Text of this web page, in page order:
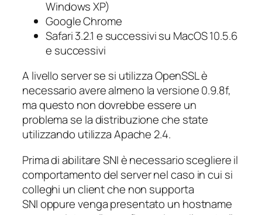
Windows XP)
Google Chrome
Safari 3.2.1 e successivi su MacOS 10.5.6
e successivi
A livello server se si utilizza OpenSSL è
necessario avere almeno la versione 0.9.8f,
ma questo non dovrebbe essere un
problema se la distribuzione che state
utilizzando utilizza Apache 2.4.
Prima di abilitare SNI è necessario scegliere il
comportamento del server nel caso in cui si
colleghi un client che non supporta
SNI oppure venga presentato un hostname